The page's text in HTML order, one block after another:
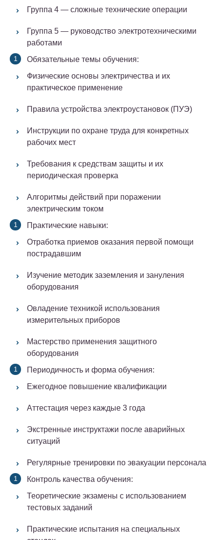
Группа 4 — сложные технические операции
Группа 5 — руководство электротехническими
работами
Обязательные темы обучения:
Физические основы электричества и их
практическое применение
Правила устройства электроустановок (ПУЭ)
Инструкции по охране труда для конкретных
рабочих мест
Требования к средствам защиты и их
периодическая проверка
Алгоритмы действий при поражении
электрическим током
Практические навыки:
Отработка приемов оказания первой помощи
пострадавшим
Изучение методик заземления и зануления
оборудования
Овладение техникой использования
измерительных приборов
Мастерство применения защитного
оборудования
Периодичность и форма обучения:
Ежегодное повышение квалификации
Аттестация через каждые 3 года
Экстренные инструктажи после аварийных
ситуаций
Регулярные тренировки по эвакуации персонала
Контроль качества обучения:
Теоретические экзамены с использованием
тестовых заданий
Практические испытания на специальных